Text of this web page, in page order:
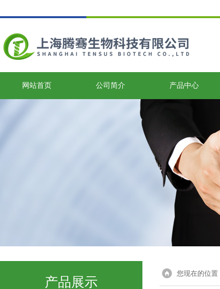
网站首页 公司简介 产品中心
产品展示
您现在的位置